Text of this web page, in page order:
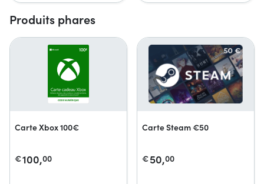
Produits phares
Carte Xbox 100€
€100,00
Carte Steam €50
€50,00